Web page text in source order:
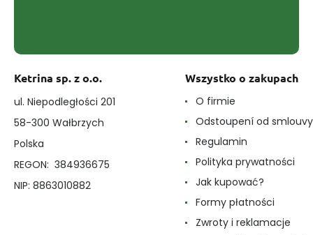
Ketrina sp. z o.o.
ul. Niepodległości 201
58-300 Wałbrzych
Polska
REGON: 384936675
NIP: 8863010882
Wszystko o zakupach
O firmie
Odstoupení od smlouvy
Regulamin
Polityka prywatności
Jak kupować?
Formy płatności
Zwroty i reklamacje